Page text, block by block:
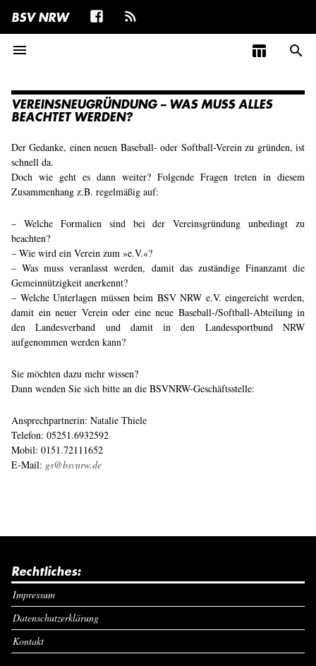
BSV NRW
menu
table_chart search
VEREINSNEUGRÜNDUNG – WAS MUSS ALLES
BEACHTET WERDEN?
Der Gedanke, einen neuen Baseball- oder Softball-Verein zu gründen, ist
schnell da.
Doch wie geht es dann weiter? Folgende Fragen treten in diesem
Zusammenhang z.B. regelmäßig auf:
– Welche Formalien sind bei der Vereinsgründung unbedingt zu
beachten?
– Wie wird ein Verein zum »e.V.«?
– Was muss veranlasst werden, damit das zuständige Finanzamt die
Gemeinnützigkeit anerkennt?
– Welche Unterlagen müssen beim BSV NRW e.V. eingereicht werden,
damit ein neuer Verein oder eine neue Baseball-/Softball-Abteilung in
den Landesverband und damit in den Landessportbund NRW
aufgenommen werden kann?
Sie möchten dazu mehr wissen?
Dann wenden Sie sich bitte an die BSVNRW-Geschäftsstelle:
Ansprechpartnerin: Natalie Thiele
Telefon: 05251.6932592
Mobil: 0151.72111652
E-Mail: gs@bsvnrw.de
Rechtliches:
Impressum
Datenschutzerklärung
Kontakt